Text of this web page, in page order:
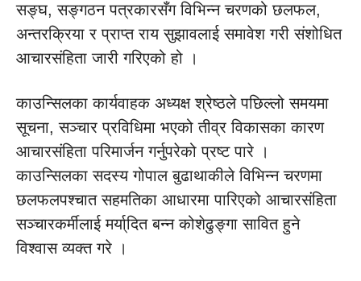
सङ्घ, सङ्गठन पत्रकारसँग विभिन्न चरणको छलफल,
अन्तरक्रिया र प्राप्त राय सुझावलाई समावेश गरी संशोधित
आचारसंहिता जारी गरिएको हो ।
काउन्सिलका कार्यवाहक अध्यक्ष श्रेष्ठले पछिल्लो समयमा
सूचना, सञ्चार प्रविधिमा भएको तीव्र विकासका कारण
आचारसंहिता परिमार्जन गर्नुपरेको प्रष्ट पारे ।
काउन्सिलका सदस्य गोपाल बुढाथाकीले विभिन्न चरणमा
छलफलपश्चात सहमतिका आधारमा पारिएको आचारसंहिता
सञ्चारकर्मीलाई मर्या्दित बन्न कोशेढुङ्गा सावित हुने
विश्वास व्यक्त गरे ।